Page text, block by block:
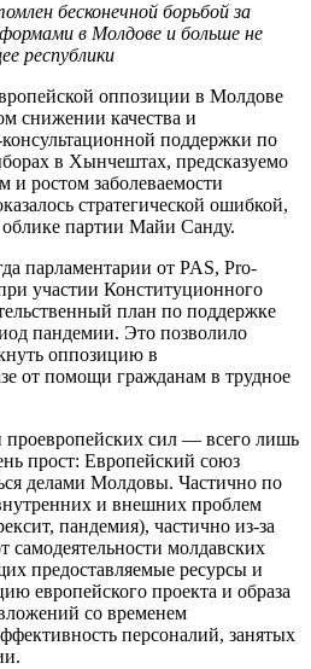
бесконечной борьбой за
в Молдове и больше не
республики
оппозиции в Молдове
снижении качества и
поддержки по
в Хынчештах, предсказуемо
и ростом заболеваемости
стратегической ошибкой,
облике партии Майи Санду.
парламентарии от PAS, Pro-
участии Конституционного
план по поддержке
пандемии. Это позволило
оппозицию в
от помощи гражданам в трудное
сил — всего лишь
прост: Европейский союз
делами Молдовы. Частично по
и внешних проблем
пандемия), частично из-за
самодеятельности молдавских
предоставляемые ресурсы и
европейского проекта и образа
со временем
персоналий, занятых